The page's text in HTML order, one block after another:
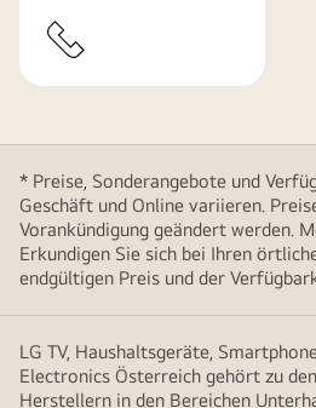
* Preise, Sonderangebote und
Geschäft und Online variieren.
Vorankündigung geändert werden.
Erkundigen Sie sich bei Ihren
endgültigen Preis und der
LG TV, Haushaltsgeräte,
Electronics Österreich gehört zu
Herstellern in den Bereichen